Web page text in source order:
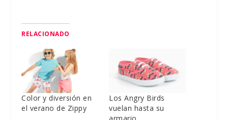
RELACIONADO
Color y diversión en
el verano de Zippy
Los Angry Birds
vuelan hasta su